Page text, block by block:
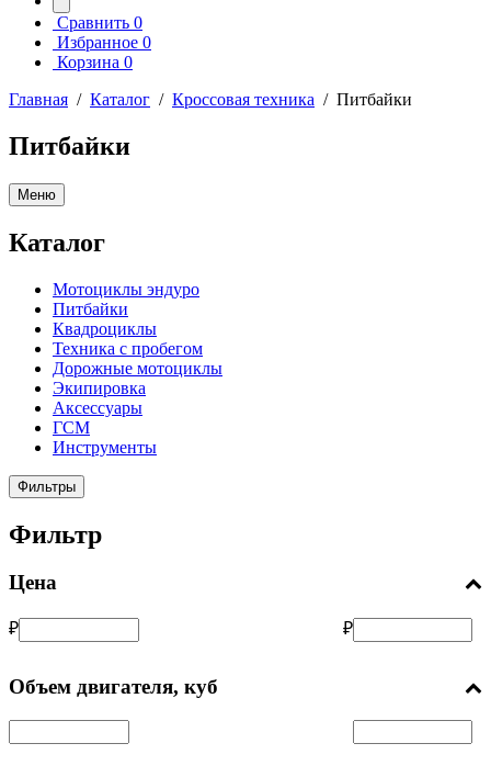
Сравнить 0
Избранное 0
Корзина 0
Главная / Каталог / Кроссовая техника / Питбайки
Питбайки
Меню
Каталог
Мотоциклы эндуро
Питбайки
Квадроциклы
Техника с пробегом
Дорожные мотоциклы
Экипировка
Аксессуары
ГСМ
Инструменты
Фильтры
Фильтр
Цена
₽ ₽
Объем двигателя, куб